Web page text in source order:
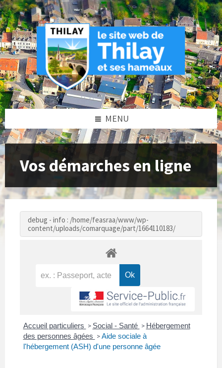
Skip
to
content
Skip
to
left
sidebar
Skip
to
footer
MENU
Vos démarches en ligne
debug - info : /home/feasraa/www/wp-
content/uploads/comarquage/part/1664110183/
Accueil particuliers > Social - Santé > Hébergement
des personnes âgées > Aide sociale à
l'hébergement (ASH) d'une personne âgée